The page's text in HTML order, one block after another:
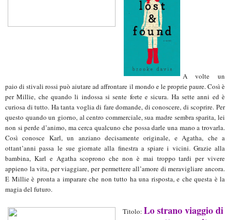
A volte un
paio di stivali rossi può aiutare ad affrontare il mondo e le proprie paure. Così è
per Millie, che quando li indossa si sente forte e sicura. Ha sette anni ed è
curiosa di tutto. Ha tanta voglia di fare domande, di conoscere, di scoprire. Per
questo quando un giorno, al centro commerciale, sua madre sembra sparita, lei
non si perde d’animo, ma cerca qualcuno che possa darle una mano a trovarla.
Così conosce Karl, un anziano decisamente originale, e Agatha, che a
ottant’anni passa le sue giornate alla finestra a spiare i vicini. Grazie alla
bambina, Karl e Agatha scoprono che non è mai troppo tardi per vivere
appieno la vita, per viaggiare, per permettere all’amore di meravigliare ancora.
E Millie è pronta a imparare che non tutto ha una risposta, e che questa è la
magia del futuro.
Titolo: Lo strano viaggio di